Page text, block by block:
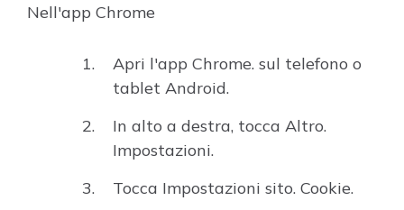
Nell'app Chrome
Apri l'app Chrome. sul telefono o
tablet Android.
In alto a destra, tocca Altro.
Impostazioni.
Tocca Impostazioni sito. Cookie.